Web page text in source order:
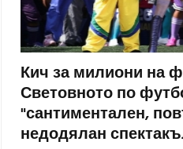
Кич за милиони на
Световното по
"сантиментален,
недодялан